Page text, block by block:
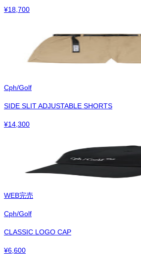
¥18,700
Cph/Golf
SIDE SLIT ADJUSTABLE SHORTS
¥14,300
WEB完売
Cph/Golf
CLASSIC LOGO CAP
¥6,600